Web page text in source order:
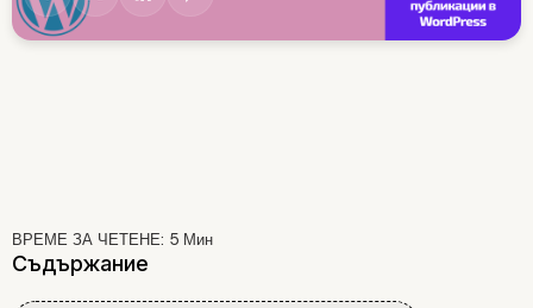
ВРЕМЕ ЗА ЧЕТЕНЕ: 5 Мин
Съдържание